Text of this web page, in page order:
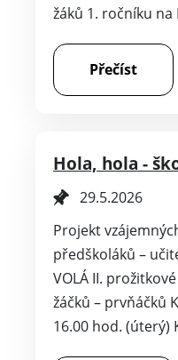
žáků 1. ročníku
Přečíst
Hola, hola -
29.5.2026
Projekt
předškoláků –
VOLÁ II.
žáčků – prvňáčků
16.00 hod. (úterý)